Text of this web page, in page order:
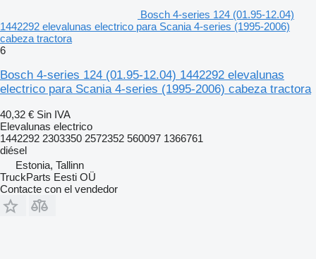
Bosch 4-series 124 (01.95-12.04)
1442292 elevalunas electrico para Scania 4-series (1995-2006)
cabeza tractora
6
Bosch 4-series 124 (01.95-12.04) 1442292 elevalunas
electrico para Scania 4-series (1995-2006) cabeza tractora
40,32 € Sin IVA
Elevalunas electrico
1442292 2303350 2572352 560097 1366761
diésel
Estonia, Tallinn
TruckParts Eesti OÜ
Contacte con el vendedor